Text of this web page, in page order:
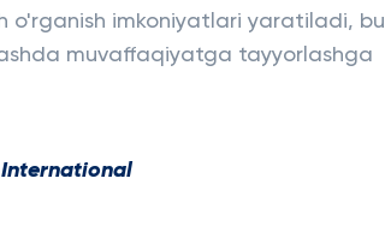
o'rganish imkoniyatlari yaratiladi, bu
muvaffaqiyatga tayyorlashga